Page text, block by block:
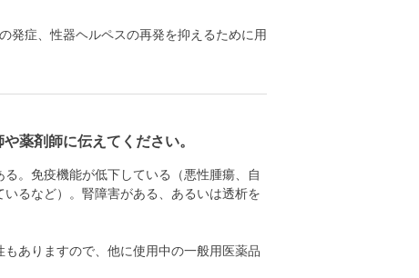
発症、性器ヘルペスの再発を抑えるために用
薬剤師に伝えてください。
。免疫機能が低下している（悪性腫瘍、自
るなど）。腎障害がある、あるいは透析を
ありますので、他に使用中の一般用医薬品